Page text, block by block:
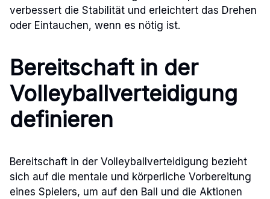
verbessert die Stabilität und erleichtert das Drehen
oder Eintauchen, wenn es nötig ist.
Bereitschaft in der
Volleyballverteidigung
definieren
Bereitschaft in der Volleyballverteidigung bezieht
sich auf die mentale und körperliche Vorbereitung
eines Spielers, um auf den Ball und die Aktionen